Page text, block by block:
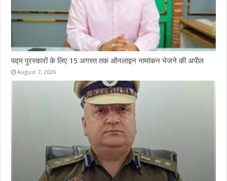
पद्म पुरस्कारों के लिए 15 अगस्त तक ऑनलाइन नामांकन भेजने की अपील
August 7, 2026